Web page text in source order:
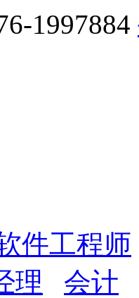
1997884
件工程师
理 会计